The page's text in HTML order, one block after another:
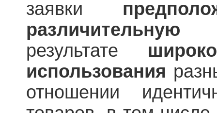
заявки
различительную
результате
использования
отношении